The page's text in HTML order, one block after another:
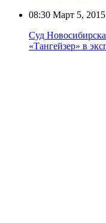
08:30 Март 5, 2015
Суд
«Тангейзер» в